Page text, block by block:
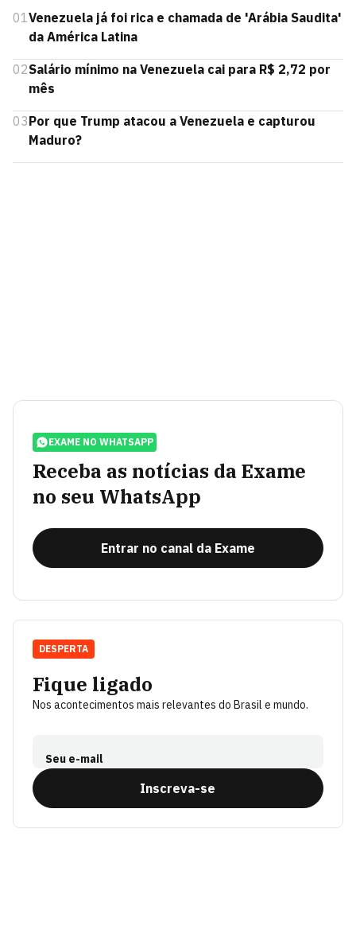
01Venezuela já foi rica e chamada de 'Arábia Saudita'
da América Latina
02Salário mínimo na Venezuela cai para R$ 2,72 por
mês
03Por que Trump atacou a Venezuela e capturou
Maduro?
EXAME NO WHATSAPP
Receba as notícias da Exame
no seu WhatsApp
Entrar no canal da Exame
Fique ligado
Nos acontecimentos mais relevantes do Brasil e mundo.
Seu e-mail
Inscreva-se
DESPERTA